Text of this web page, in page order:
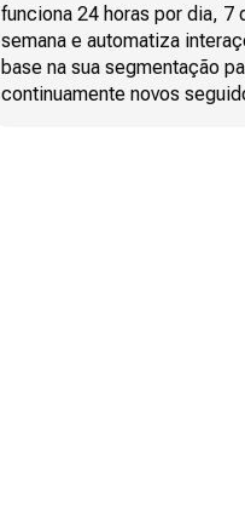
funciona 24 horas por dia, 7
semana e automatiza
base na sua segmentação
continuamente novos